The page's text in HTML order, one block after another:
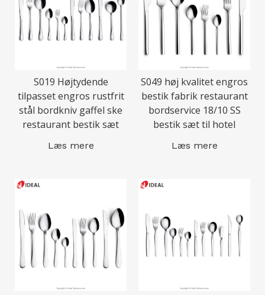
S019 Højtydende
tilpasset engros rustfrit
stål bordkniv gaffel ske
restaurant bestik sæt
Læs mere
S049 høj kvalitet engros
bestik fabrik restaurant
bordservice 18/10 SS
bestik sæt til hotel
Læs mere